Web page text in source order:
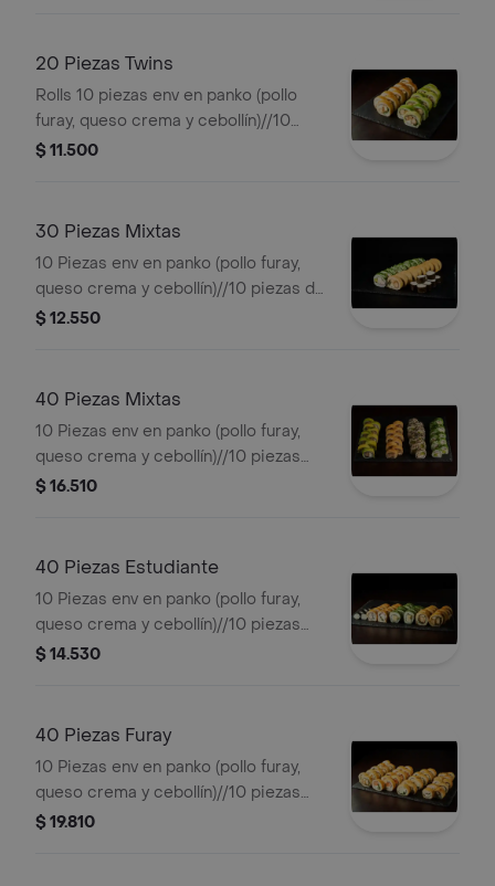
cebollín y palta).
20 Piezas Twins
Rolls 10 piezas env en panko (pollo
furay, queso crema y cebollín)//10
piezas env en palta (pollo furay , queso
$ 11.500
30 Piezas Mixtas
10 Piezas env en panko (pollo furay,
queso crema y cebollín)//10 piezas de
california (kanikama, queso crema y
$ 12.550
40 Piezas Mixtas
10 Piezas env en panko (pollo furay,
queso crema y cebollín)//10 piezas
env en palta (pollo furay , queso crema
piezas de california (kanikama, queso
$ 16.510
40 Piezas Estudiante
10 Piezas env en panko (pollo furay,
queso crema y cebollín)//10 piezas
env en panko (kanikama, queso crema
piezas de hosomaki (roll pequeño con
$ 14.530
40 Piezas Furay
10 Piezas env en panko (pollo furay,
queso crema y cebollín)//10 piezas
env en panko (kanikama, queso crema
$ 19.810